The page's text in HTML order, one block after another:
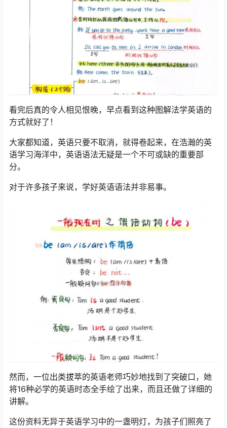
看完后真的令人相见恨晚，早点看到这种图解法学英语的
方式就好了！
大家都知道，英语只要不取消，就得卷起来，在浩瀚的英
语学习海洋中，英语语法无疑是一个不可或缺的重要部
分。
对于许多孩子来说，学好英语语法并非易事。
然而，一位出类拔萃的英语老师巧妙地找到了突破口，她
将16种必学的英语时态全手绘了出来，而且还做了详细的
讲解。
这份资料无异于英语学习中的一盏明灯，为孩子们照亮了